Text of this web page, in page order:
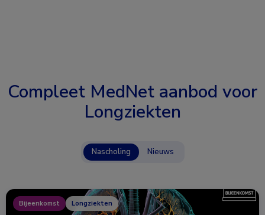
Compleet MedNet aanbod voor
Longziekten
Nascholing Nieuws
Bijeenkomst Longziekten